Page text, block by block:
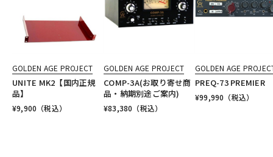
GOLDEN AGE PROJECT
UNITE MK2【国内正規
品】
¥9,900 （税込）
GOLDEN AGE PROJECT
COMP-3A(お取り寄せ商
品・納期別途ご案内)
¥83,380 （税込）
GOLDEN AGE
PREQ-73 PREMIER
¥99,990 （税込）